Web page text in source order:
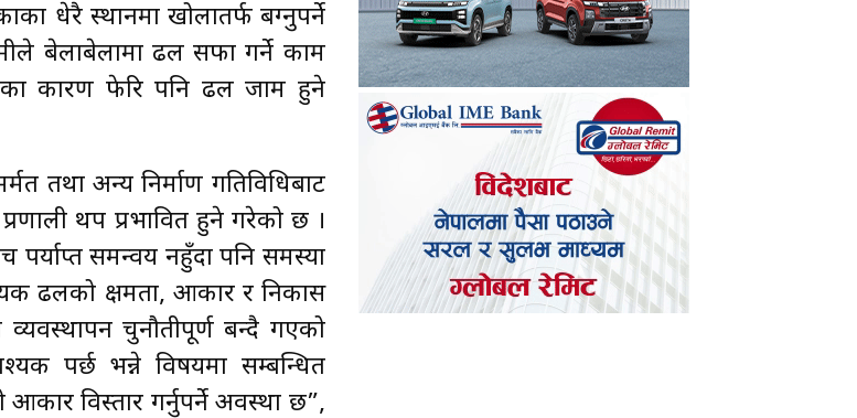
धेरै स्थानमा खोलातर्फ बग्नुपर्ने
बेलाबेलामा ढल सफा गर्ने काम
कारण फेरि पनि ढल जाम हुने
तथा अन्य निर्माण गतिविधिबाट
थप प्रभावित हुने गरेको छ ।
पर्याप्त समन्वय नहुँदा पनि समस्या
ढलको क्षमता, आकार र निकास
व्यवस्थापन चुनौतीपूर्ण बन्दै गएको
पर्छ भन्ने विषयमा सम्बन्धित
विस्तार गर्नुपर्ने अवस्था छ”,